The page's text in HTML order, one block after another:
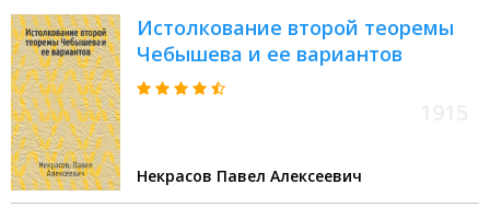
Истолкование второй теоремы
Чебышева и ее вариантов
Некрасов Павел Алексеевич